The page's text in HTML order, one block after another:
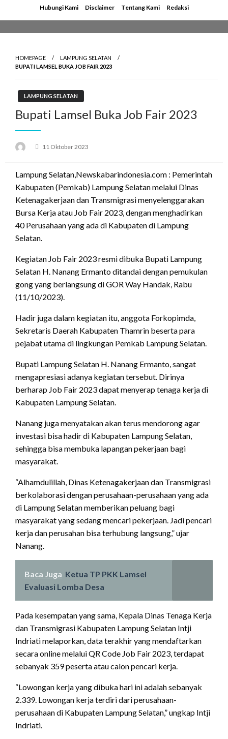
to
content
Hubungi Kami Disclaimer Tentang Kami Redaksi
HOMEPAGE
LAMPUNG SELATAN
BUPATI LAMSEL BUKA JOB FAIR 2023
LAMPUNG SELATAN
Bupati Lamsel Buka Job Fair 2023
Posted
11 Oktober 2023
Lampung Selatan,Newskabarindonesia.com : Pemerintah
Kabupaten (Pemkab) Lampung Selatan melalui Dinas
Ketenagakerjaan dan Transmigrasi menyelenggarakan
Bursa Kerja atau Job Fair 2023, dengan menghadirkan
40 Perusahaan yang ada di Kabupaten di Lampung
Selatan.
Kegiatan Job Fair 2023 resmi dibuka Bupati Lampung
Selatan H. Nanang Ermanto ditandai dengan pemukulan
gong yang berlangsung di GOR Way Handak, Rabu
(11/10/2023).
Hadir juga dalam kegiatan itu, anggota Forkopimda,
Sekretaris Daerah Kabupaten Thamrin beserta para
pejabat utama di lingkungan Pemkab Lampung Selatan.
Bupati Lampung Selatan H. Nanang Ermanto, sangat
mengapresiasi adanya kegiatan tersebut. Dirinya
berharap Job Fair 2023 dapat menyerap tenaga kerja di
Kabupaten Lampung Selatan.
Nanang juga menyatakan akan terus mendorong agar
investasi bisa hadir di Kabupaten Lampung Selatan,
sehingga bisa membuka lapangan pekerjaan bagi
masyarakat.
“Alhamdulillah, Dinas Ketenagakerjaan dan Transmigrasi
berkolaborasi dengan perusahaan-perusahaan yang ada
di Lampung Selatan memberikan peluang bagi
masyarakat yang sedang mencari pekerjaan. Jadi pencari
kerja dan perusahan bisa terhubung langsung,” ujar
Nanang.
Baca Juga Ketua TP PKK Lamsel
Evaluasi Lomba Desa
Pada kesempatan yang sama, Kepala Dinas Tenaga Kerja
dan Transmigrasi Kabupaten Lampung Selatan Intji
Indriati melaporkan, data terakhir yang mendaftarkan
secara online melalui QR Code Job Fair 2023, terdapat
sebanyak 359 peserta atau calon pencari kerja.
“Lowongan kerja yang dibuka hari ini adalah sebanyak
2.339. Lowongan kerja terdiri dari perusahaan-
perusahaan di Kabupaten Lampung Selatan,” ungkap Intji
Indriati.